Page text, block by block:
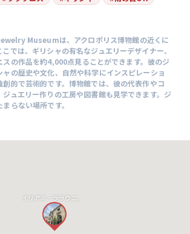
Museumは、アクロポリス博物館の近くに
では、ギリシャの有名なジュエリーデザイナー、
スの作品を約4,000点見ることができます。彼のジ
ャの歴史や文化、自然や科学にインスピレーショ
創的で芸術的です。博物館では、彼の代表作やコ
ジュエリー作りの工房や図書館も見学できます。ジ
らない場所です。